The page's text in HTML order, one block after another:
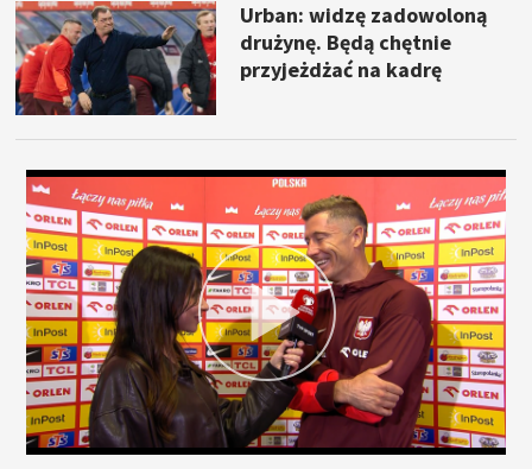
Urban: widzę zadowoloną
drużynę. Będą chętnie
przyjeżdżać na kadrę